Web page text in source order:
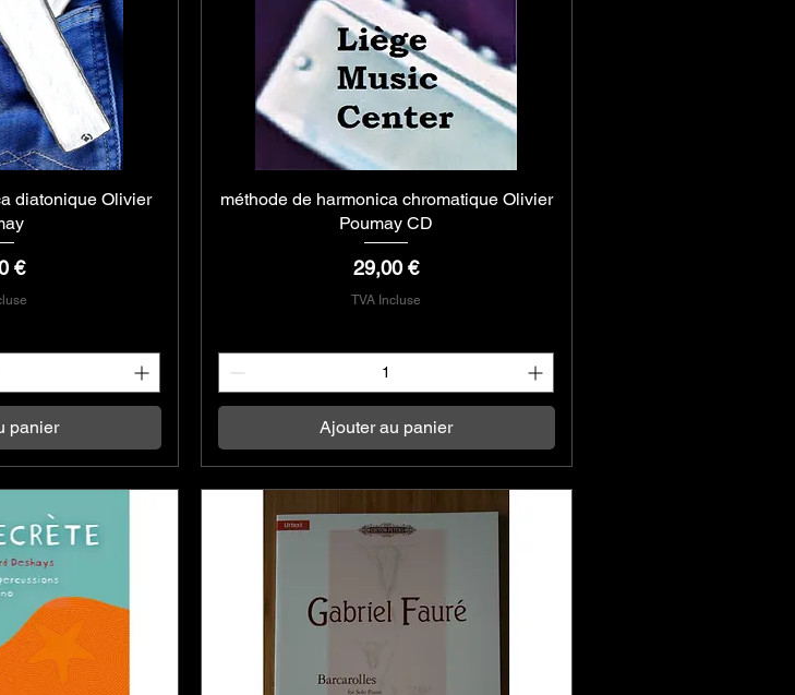
diatonique Olivier
€
panier
Aperçu rapide
méthode de harmonica chromatique Olivier
Poumay CD
Prix
29,00 €
TVA Incluse
Ajouter au panier